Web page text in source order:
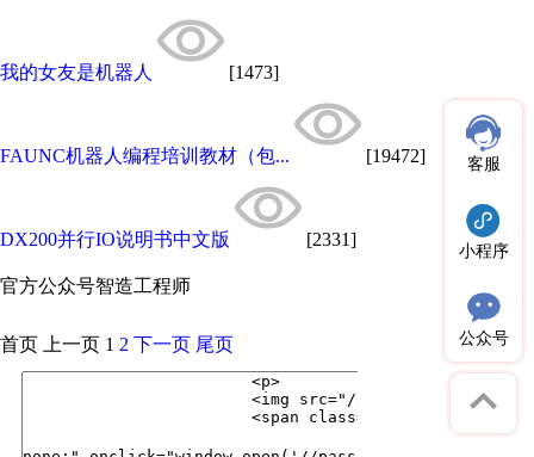
我的女友是机器人 [1473]
FAUNC机器人编程培训教材（包... [19472]
DX200并行IO说明书中文版 [2331]
官方公众号智造工程师
客服
小程序
公众号
首页 上一页 1 2 下一页 尾页